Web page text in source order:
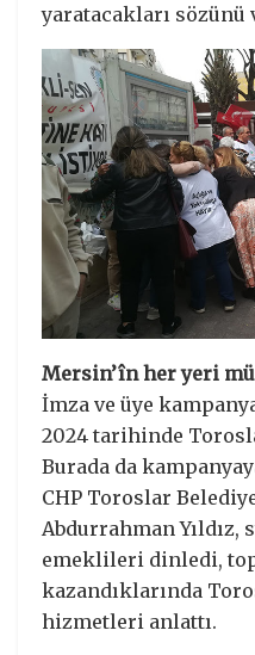
yaratacakları sözünü
Mersin’în her yeri
İmza ve üye
2024 tarihinde
Burada da
CHP Toroslar
Abdurrahman Yıldız,
emeklileri dinledi,
kazandıklarında
hizmetleri anlattı.